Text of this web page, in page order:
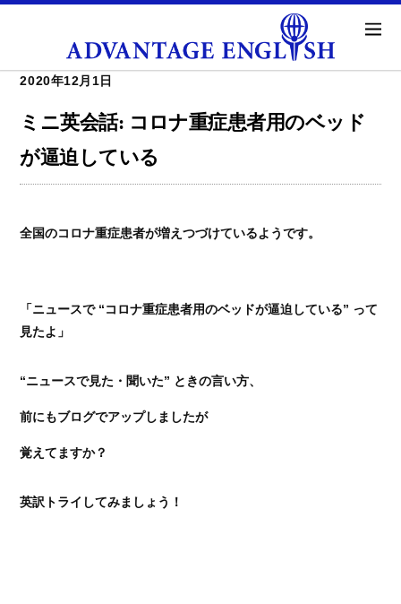
2020年12月1日
ミニ英会話: コロナ重症患者用のベッド
が逼迫している
全国のコロナ重症患者が増えつづけているようです。
「ニュースで “コロナ重症患者用のベッドが逼迫している” って
見たよ」
“ニュースで見た・聞いた” ときの言い方、
前にもブログでアップしましたが
覚えてますか？
英訳トライしてみましょう！